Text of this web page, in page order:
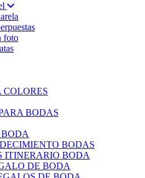
foto
COLORES
BODAS
BODAS
ITINERARIO BODA
DE BODA